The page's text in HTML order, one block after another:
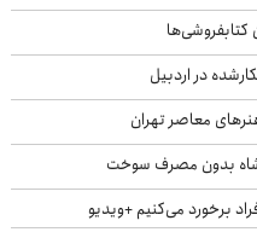
کتابفروشی‌ها
معاصر تهران
برخورد می‌کنیم +ویدیو